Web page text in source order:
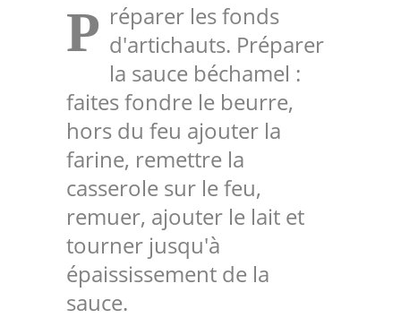
P réparer les fonds
d'artichauts. Préparer
la sauce béchamel :
faites fondre le beurre,
hors du feu ajouter la
farine, remettre la
casserole sur le feu,
remuer, ajouter le lait et
tourner jusqu'à
épaississement de la
sauce.